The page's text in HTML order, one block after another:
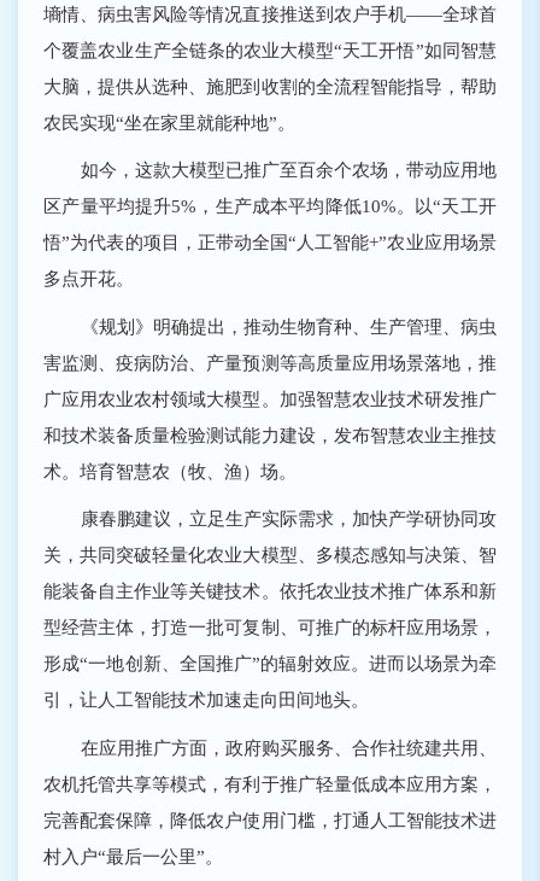
墒情、病虫害风险等情况直接推送到农户手机——全球首
个覆盖农业生产全链条的农业大模型“天工开悟”如同智慧
大脑，提供从选种、施肥到收割的全流程智能指导，帮助
农民实现“坐在家里就能种地”。
如今，这款大模型已推广至百余个农场，带动应用地
区产量平均提升5%，生产成本平均降低10%。以“天工开
悟”为代表的项目，正带动全国“人工智能+”农业应用场景
多点开花。
《规划》明确提出，推动生物育种、生产管理、病虫
害监测、疫病防治、产量预测等高质量应用场景落地，推
广应用农业农村领域大模型。加强智慧农业技术研发推广
和技术装备质量检验测试能力建设，发布智慧农业主推技
术。培育智慧农（牧、渔）场。
康春鹏建议，立足生产实际需求，加快产学研协同攻
关，共同突破轻量化农业大模型、多模态感知与决策、智
能装备自主作业等关键技术。依托农业技术推广体系和新
型经营主体，打造一批可复制、可推广的标杆应用场景，
形成“一地创新、全国推广”的辐射效应。进而以场景为牵
引，让人工智能技术加速走向田间地头。
在应用推广方面，政府购买服务、合作社统建共用、
农机托管共享等模式，有利于推广轻量低成本应用方案，
完善配套保障，降低农户使用门槛，打通人工智能技术进
村入户“最后一公里”。